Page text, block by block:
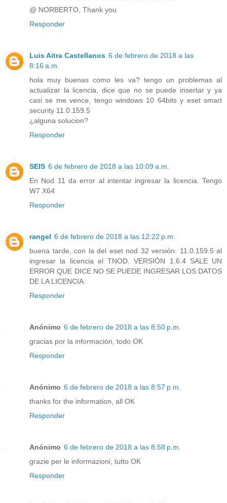
@ NORBERTO, Thank you
Responder
Luis Aitra Castellanos 6 de febrero de 2018 a las
8:16 a.m.
hola muy buenas como les va? tengo un problemas al
actualizar la licencia, dice que no se puede insertar y ya
casi se me vence, tengo windows 10 64bits y eset smart
security 11.0.159.5
¿alguna solucion?
Responder
SEIS 6 de febrero de 2018 a las 10:09 a.m.
En Nod 11 da error al intentar ingresar la licencia. Tengo
W7 X64
Responder
rangel 6 de febrero de 2018 a las 12:22 p.m.
buena tarde, con la del eset nod 32 versión: 11.0.159.5 al
ingresar la licencia el TNOD. VERSIÓN 1.6.4 SALE UN
ERROR QUE DICE NO SE PUEDE INGRESAR LOS DATOS
DE LA LICENCIA.
Responder
Anónimo 6 de febrero de 2018 a las 8:50 p.m.
gracias por la información, todo OK
Responder
Anónimo 6 de febrero de 2018 a las 8:57 p.m.
thanks for the information, all OK
Responder
Anónimo 6 de febrero de 2018 a las 8:58 p.m.
grazie per le informazioni, tutto OK
Responder